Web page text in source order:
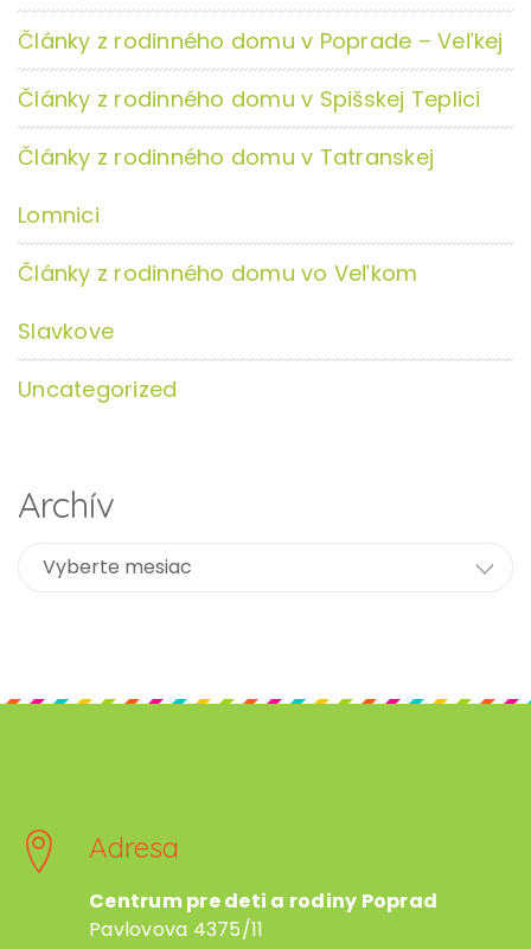
Články z rodinného domu v Poprade – Veľkej
Články z rodinného domu v Spišskej Teplici
Články z rodinného domu v Tatranskej
Lomnici
Články z rodinného domu vo Veľkom
Slavkove
Uncategorized
Archív
Adresa
Centrum pre deti a rodiny Poprad
Pavlovova 4375/11